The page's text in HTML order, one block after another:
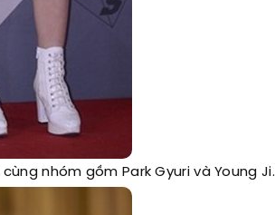
nhóm gồm Park Gyuri và Young Ji.